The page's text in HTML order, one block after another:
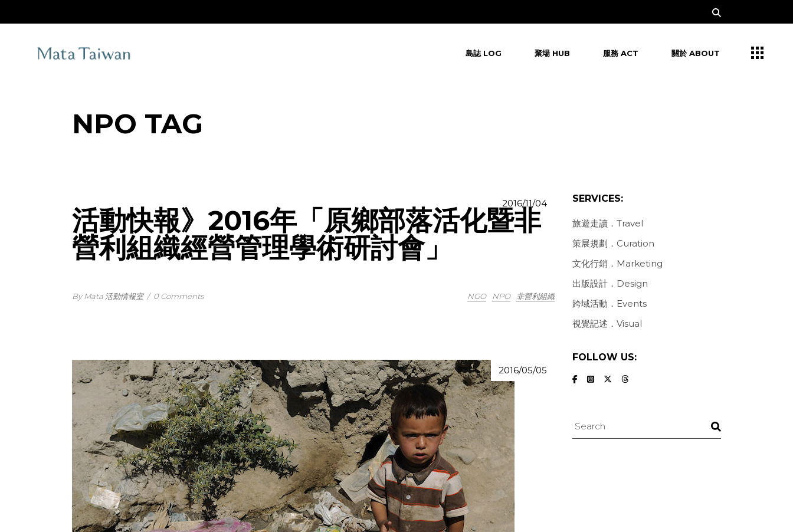
the
島誌 LOG 聚場 HUB 服務 ACT 關於 ABOUT
NPO TAG
2016/11/04
活動快報》2016年「原鄉部落活化暨非
營利組織經營管理學術研討會」
By Mata 活動情報室 / 0 Comments NGO NPO 非營利組織
2016/05/05
SERVICES:
旅遊走讀．Travel
策展規劃．Curation
文化行銷．Marketing
出版設計．Design
跨域活動．Events
視覺記述．Visual
FOLLOW US:
Search